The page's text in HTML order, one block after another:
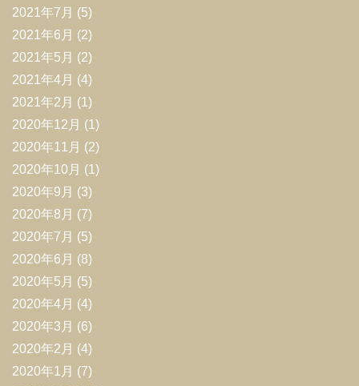
2021年7月 (5)
2021年6月 (2)
2021年5月 (2)
2021年4月 (4)
2021年2月 (1)
2020年12月 (1)
2020年11月 (2)
2020年10月 (1)
2020年9月 (3)
2020年8月 (7)
2020年7月 (5)
2020年6月 (8)
2020年5月 (5)
2020年4月 (4)
2020年3月 (6)
2020年2月 (4)
2020年1月 (7)